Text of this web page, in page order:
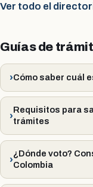
Ver todo el
Guías de
Cómo saber cuál
Requisitos para
trámites
¿Dónde voto?
Colombia